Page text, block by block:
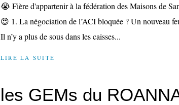
😭 Fière d'appartenir à la fédération des Maisons de
😍 1. La négociation de l’ACI bloquée ? Un nouveau
Il n’y a plus de sous dans les caisses...
LIRE LA SUITE
les GEMs du